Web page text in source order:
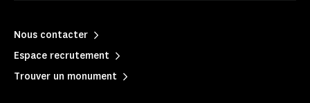
Nous contacter
Espace recrutement
Trouver un monument